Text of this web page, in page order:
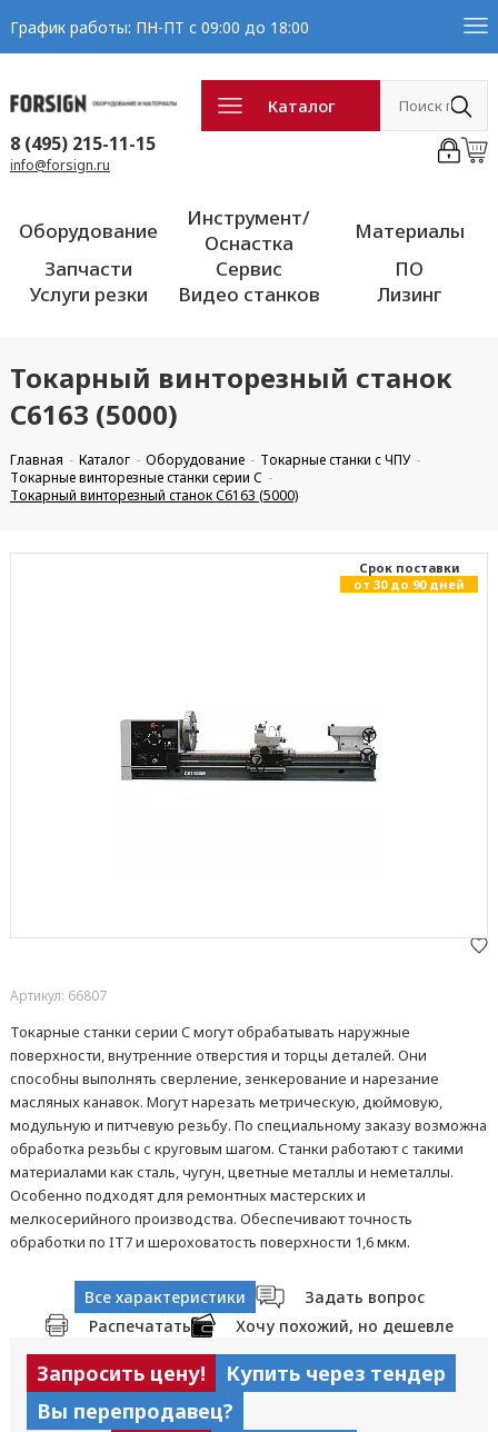
График работы: ПН-ПТ с 09:00 до 18:00
Каталог
8 (495) 215-11-15
info@forsign.ru
Оборудование
Инструмент/
Оснастка
Материалы
Запчасти
Сервис
ПО
Услуги резки
Видео станков Лизинг
Токарный винторезный станок
С6163 (5000)
Главная Каталог Оборудование
Токарные станки с ЧПУ
Токарные винторезные станки серии C
Токарный винторезный станок С6163 (5000)
Cрок поставки
от 30 до 90 дней
Артикул: 66807
Токарные станки серии C могут обрабатывать наружные
поверхности, внутренние отверстия и торцы деталей. Они
способны выполнять сверление, зенкерование и нарезание
масляных канавок. Могут нарезать метрическую, дюймовую,
модульную и питчевую резьбу. По специальному заказу возможна
обработка резьбы с круговым шагом. Станки работают с такими
материалами как сталь, чугун, цветные металлы и неметаллы.
Особенно подходят для ремонтных мастерских и
мелкосерийного производства. Обеспечивают точность
обработки по IT7 и шероховатость поверхности 1,6 мкм.
Все характеристики
Задать вопрос
Распечатать
Хочу похожий, но дешевле
Запросить цену!
Купить через тендер
Вы перепродавец?